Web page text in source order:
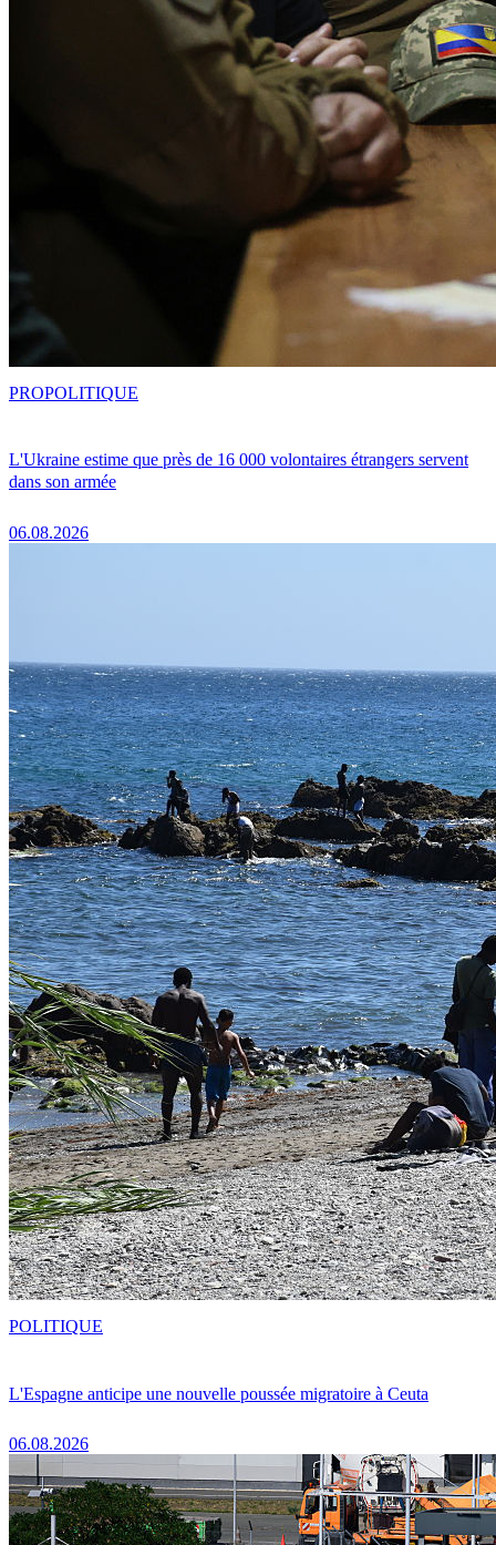
L'Ukraine estime que près de 16 000 volontaires étrangers servent
dans son armée
06.08.2026
PROPOLITIQUE
L'Espagne anticipe une nouvelle poussée migratoire à Ceuta
06.08.2026
POLITIQUE